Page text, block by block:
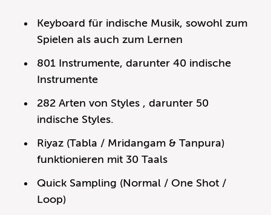
Keyboard für indische Musik, sowohl zum
Spielen als auch zum Lernen
801 Instrumente, darunter 40 indische
Instrumente
282 Arten von Styles , darunter 50
indische Styles.
Riyaz (Tabla / Mridangam & Tanpura)
funktionieren mit 30 Taals
Quick Sampling (Normal / One Shot /
Loop)